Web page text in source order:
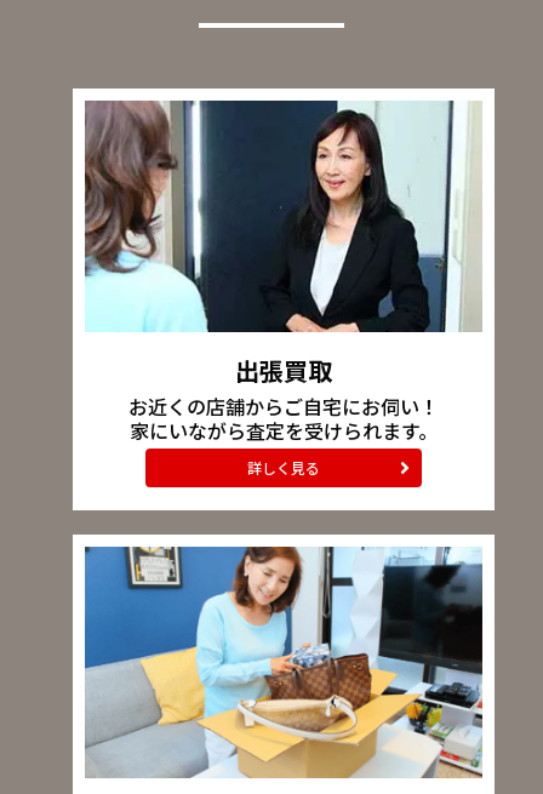
出張買取
お近くの店舗からご自宅にお伺い！
家にいながら査定を受けられます。
詳しく見る